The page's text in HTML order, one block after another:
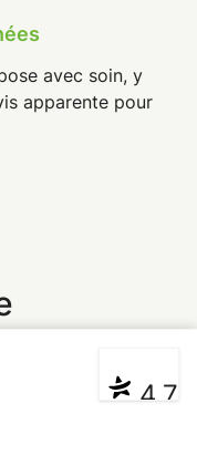
4,7
avec soin, y
apparentepour